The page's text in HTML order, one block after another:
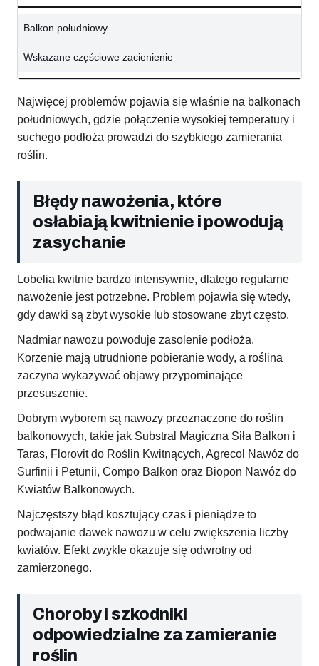
Balkon południowy
Wskazane częściowe zacienienie
Najwięcej problemów pojawia się właśnie na balkonach
południowych, gdzie połączenie wysokiej temperatury i
suchego podłoża prowadzi do szybkiego zamierania
roślin.
Błędy nawożenia, które
osłabiają kwitnienie i powodują
zasychanie
Lobelia kwitnie bardzo intensywnie, dlatego regularne
nawożenie jest potrzebne. Problem pojawia się wtedy,
gdy dawki są zbyt wysokie lub stosowane zbyt często.
Nadmiar nawozu powoduje zasolenie podłoża.
Korzenie mają utrudnione pobieranie wody, a roślina
zaczyna wykazywać objawy przypominające
przesuszenie.
Dobrym wyborem są nawozy przeznaczone do roślin
balkonowych, takie jak Substral Magiczna Siła Balkon i
Taras, Florovit do Roślin Kwitnących, Agrecol Nawóz do
Surfinii i Petunii, Compo Balkon oraz Biopon Nawóz do
Kwiatów Balkonowych.
Najczęstszy błąd kosztujący czas i pieniądze to
podwajanie dawek nawozu w celu zwiększenia liczby
kwiatów. Efekt zwykle okazuje się odwrotny od
zamierzonego.
Choroby i szkodniki
odpowiedzialne za zamieranie
roślin